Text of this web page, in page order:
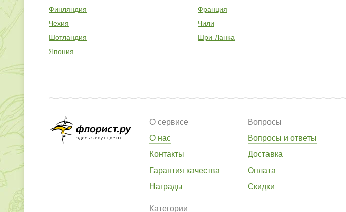
Финляндия
Франция
Чехия
Чили
Шотландия
Шри-Ланка
Япония
О сервисе
О нас
Контакты
Гарантия качества
Награды
Вопросы
Вопросы и ответы
Доставка
Оплата
Скидки
Категории